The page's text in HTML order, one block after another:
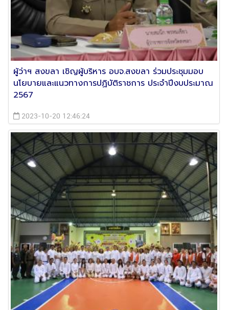
ผู้ว่าฯ สงขลา เชิญผู้บริหาร อบจ.สงขลา ร่วมประชุมมอบ
นโยบายและแนวทางการปฏิบัติราชการ ประจำปีงบประมาณ
2567
2023-10-20 12:46:24